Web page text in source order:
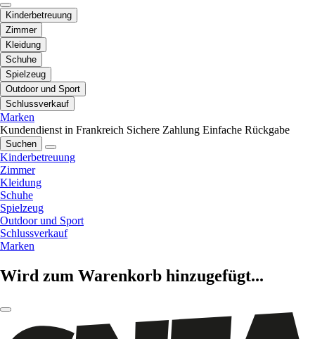
Kinderbetreuung
Zimmer
Kleidung
Schuhe
Spielzeug
Outdoor und Sport
Schlussverkauf
Marken
Kundendienst in Frankreich Sichere Zahlung Einfache Rückgabe
Suchen
Kinderbetreuung
Zimmer
Kleidung
Schuhe
Spielzeug
Outdoor und Sport
Schlussverkauf
Marken
Wird zum Warenkorb hinzugefügt...